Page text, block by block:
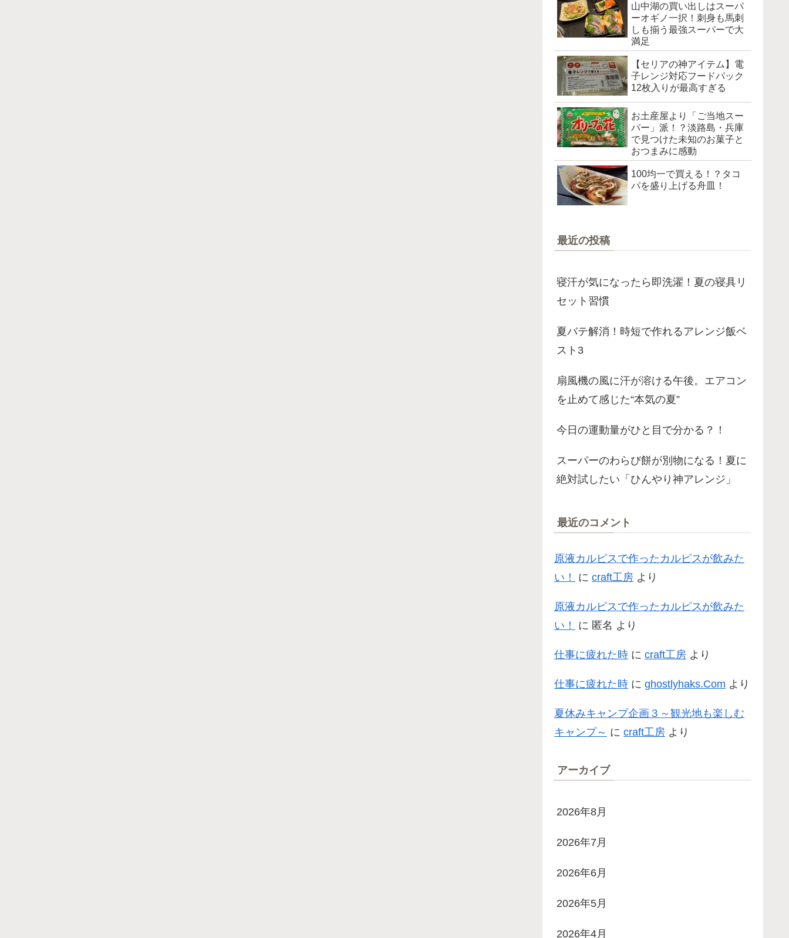
山中湖の買い出しはスーパ
ーオギノ一択！刺身も馬刺
しも揃う最強スーパーで大
満足
【セリアの神アイテム】電
子レンジ対応フードパック
12枚入りが最高すぎる
お土産屋より「ご当地スー
パー」派！？淡路島・兵庫
で見つけた未知のお菓子と
おつまみに感動
100均一で買える！？タコ
パを盛り上げる舟皿！
最近の投稿
寝汗が気になったら即洗濯！夏の寝具リ
セット習慣
夏バテ解消！時短で作れるアレンジ飯ベ
スト3
扇風機の風に汗が溶ける午後。エアコン
を止めて感じた“本気の夏”
今日の運動量がひと目で分かる？！
スーパーのわらび餅が別物になる！夏に
絶対試したい「ひんやり神アレンジ」
最近のコメント
原液カルピスで作ったカルピスが飲みた
い！
に craft工房 より
原液カルピスで作ったカルピスが飲みた
い！
に 匿名 より
仕事に疲れた時 に craft工房 より
仕事に疲れた時 に ghostlyhaks.Com より
夏休みキャンプ企画３～観光地も楽しむ
キャンプ～ に craft工房 より
アーカイブ
2026年8月
2026年7月
2026年6月
2026年5月
2026年4月